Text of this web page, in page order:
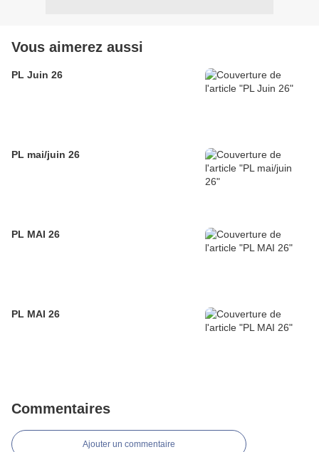
Vous aimerez aussi
PL Juin 26
PL mai/juin 26
PL MAI 26
PL MAI 26
Commentaires
Ajouter un commentaire